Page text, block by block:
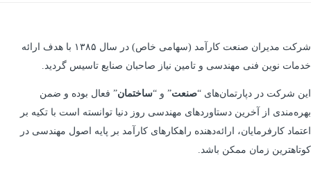
شرکت مدیران صنعت کارآمد (سهامی خاص) در سال ۱۳۸۵ با هدف ارائه
خدمات نوین فنی مهندسی و تامین نیاز صاحبان صنایع تاسیس گردید.
این شرکت در دپارتمان‌های “صنعت” و “ساختمان” فعال بوده و ضمن
بهره‌مندی از آخرین دستاوردهای مهندسی روز دنیا توانسته است با تکیه بر
اعتماد کارفرمایان، ارائه‌دهنده راهکارهای کارآمد بر پایه اصول مهندسی در
کوتاهترین زمان ممکن باشد.